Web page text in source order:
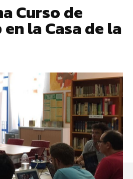
Curso de
la Casa de la